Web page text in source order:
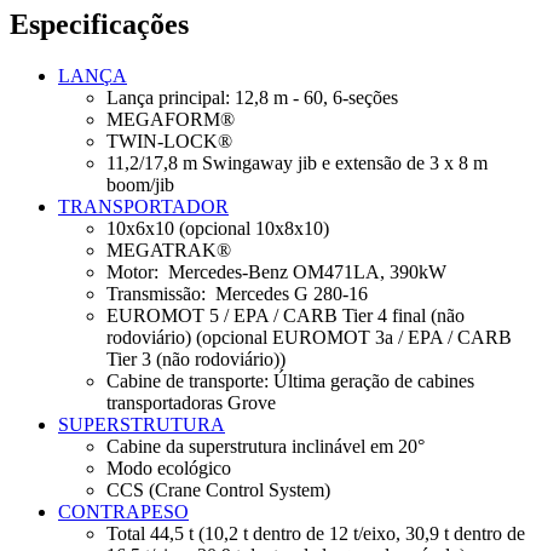
Especificações
LANÇA
Lança principal: 12,8 m - 60, 6-seções
MEGAFORM®
TWIN-LOCK®
11,2/17,8 m Swingaway jib e extensão de 3 x 8 m
boom/jib
TRANSPORTADOR
10x6x10 (opcional 10x8x10)
MEGATRAK®
Motor: Mercedes-Benz OM471LA, 390kW
Transmissão: Mercedes G 280-16
EUROMOT 5 / EPA / CARB Tier 4 final (não
rodoviário) (opcional EUROMOT 3a / EPA / CARB
Tier 3 (não rodoviário))
Cabine de transporte: Última geração de cabines
transportadoras Grove
SUPERSTRUTURA
Cabine da superstrutura inclinável em 20°
Modo ecológico
CCS (Crane Control System)
CONTRAPESO
Total 44,5 t (10,2 t dentro de 12 t/eixo, 30,9 t dentro de